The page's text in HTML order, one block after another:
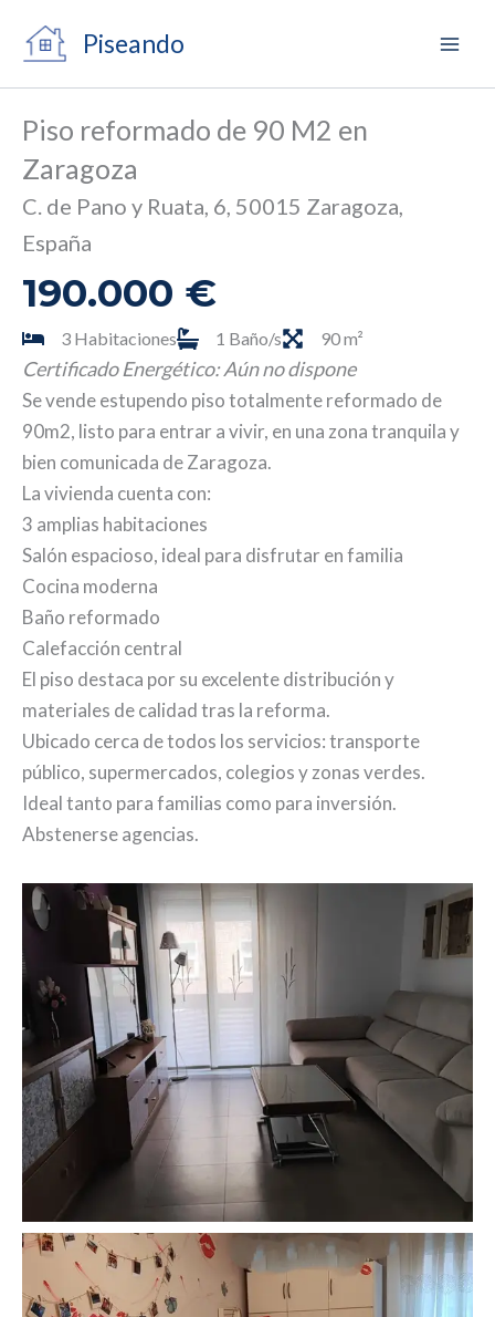
contenido
Piseando
Piso reformado de 90 M2 en
Zaragoza
C. de Pano y Ruata, 6, 50015 Zaragoza,
España
190.000 €
3 Habitaciones 1 Baño/s 90 m²
Certificado Energético: Aún no dispone
Se vende estupendo piso totalmente reformado de
90m2, listo para entrar a vivir, en una zona tranquila y
bien comunicada de Zaragoza.
La vivienda cuenta con:
3 amplias habitaciones
Salón espacioso, ideal para disfrutar en familia
Cocina moderna
Baño reformado
Calefacción central
El piso destaca por su excelente distribución y
materiales de calidad tras la reforma.
Ubicado cerca de todos los servicios: transporte
público, supermercados, colegios y zonas verdes.
Ideal tanto para familias como para inversión.
Abstenerse agencias.